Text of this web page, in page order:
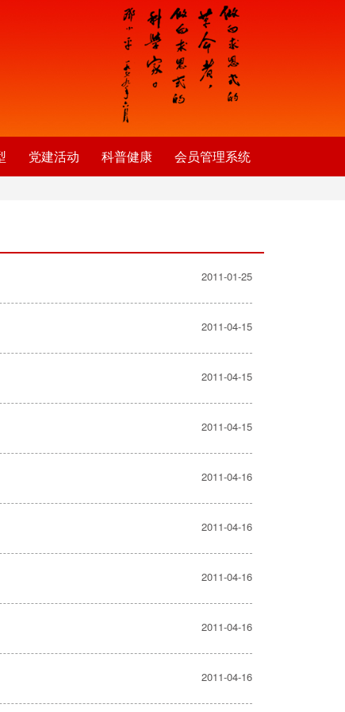
党建活动 科普健康 会员管理系统
2011-01-25
2011-04-15
2011-04-15
2011-04-15
2011-04-16
2011-04-16
2011-04-16
2011-04-16
2011-04-16